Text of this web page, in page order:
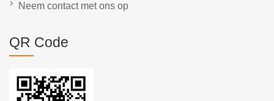
Neem contact met ons op
QR Code